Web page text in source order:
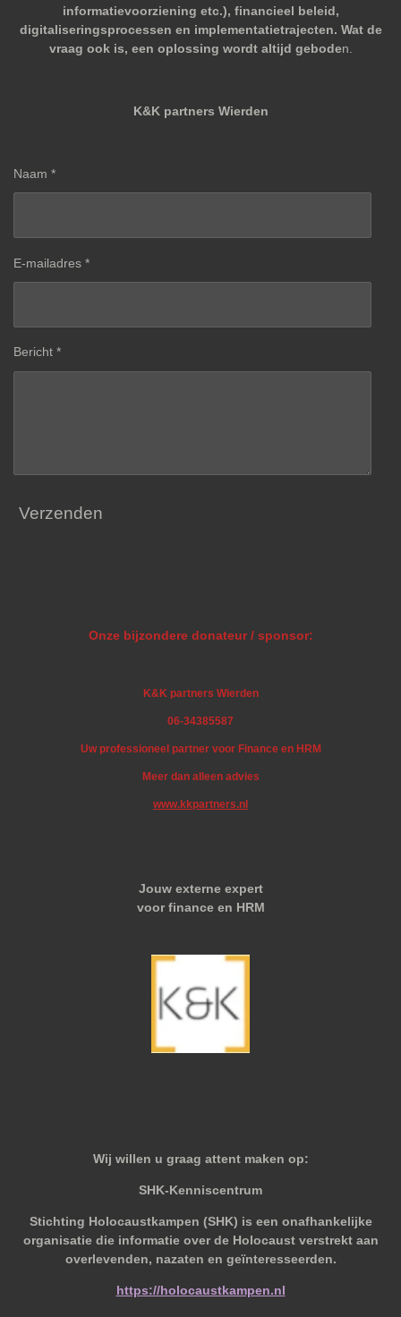
informatievoorziening etc.), financieel beleid,
digitaliseringsprocessen en implementatietrajecten. Wat de
vraag ook is, een oplossing wordt altijd geboden.
K&K partners Wierden
Naam *
E-mailadres *
Bericht *
Verzenden
Onze bijzondere donateur / sponsor:
K&K partners Wierden
06-34385587
Uw professioneel partner voor Finance en HRM
Meer dan alleen advies
www.kkpartners.nl
Jouw externe expert
voor finance en HRM
Wij willen u graag attent maken op:
SHK-Kenniscentrum
Stichting Holocaustkampen (SHK) is een onafhankelijke
organisatie die informatie over de Holocaust verstrekt aan
overlevenden, nazaten en geïnteresseerden.
https://holocaustkampen.nl